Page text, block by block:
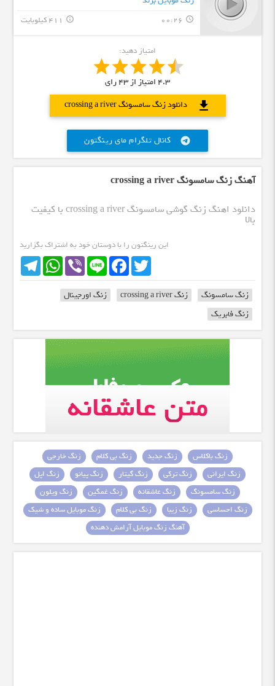
query_builder
00:26 411 کیلوبایت info_outline
امتیاز دهید:
4.3 امتیاز از43رای
دانلود زنگ سامسونگ crossing a river
download
کانال تلگرام مای رینگتون telegram
آهنگ زنگ سامسونگ crossing a river
دانلود اهنگ زنگ گوشی سامسونگ crossing a river با کیفیت
بالا
این رینگتون را با دوستان خود به اشتراک بگزارید
TelegramWhatsApp Viber Line
FacebookTwitter
زنگ سامسونگ زنگ crossing a river
زنگ اورجینال
زنگ فابریک
زنگ باکلاس زنگ جدید زنگ بی کلام
زنگ خارجی
زنگ ایرانی
زنگ ترکی زنگ گیتار زنگ پیانو
زنگ اپل
زنگ سامسونگ
زنگ عاشقانه زنگ غمگین
زنگ ویلون
زنگ احساسی
زنگ زیبا زنگ بی کلام
زنگ موبایل ساده و شیک
آهنگ زنگ موبایل آرامش دهنده